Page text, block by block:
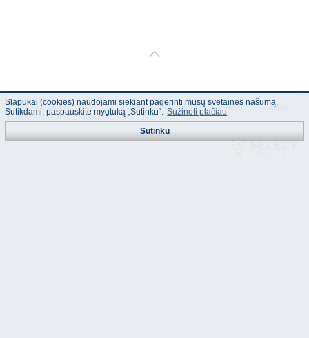
© "AS Akvedukts" 2026. Dalinai ar pilnai naudojant duomenis iš šios svetainės
būtina naudoti nuorodą Į "AS Akvedukts"!
Slapukai (cookies) naudojami siekiant pagerinti mūsų svetainės našumą.
Sutikdami, paspauskite mygtuką „Sutinku“. Sužinoti plačiau
Sutinku